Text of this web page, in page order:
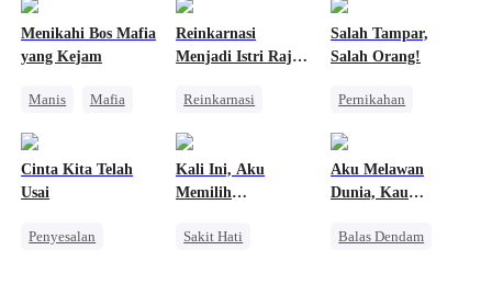
Menikahi Bos Mafia
yang Kejam
Manis
Mafia
Pasangan Kuat
Reinkarnasi
Menjadi Istri Raja
Reinkarnasi
Pembalasan
Salah Tampar,
Salah Orang!
Pernikahan
Cinta Kita Telah
Usai
Penyesalan
Kali Ini, Aku
Memilih
Sakit Hati
Aku Melawan
Dunia, Kau
Balas Dendam